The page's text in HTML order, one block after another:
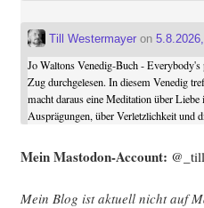
Till Westermayeron
Jo Waltons Venedig-Buch -
Zug durchgelesen. In diesem Venedig
macht daraus eine Meditation über
Ausprägungen, über Verletzlichkeit und
Mein Mast­o­don-Account:
Mein Blog ist aktu­ell nicht auf